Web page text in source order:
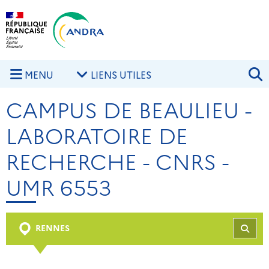
Aller au contenu principal
MENU LIENS UTILES
CAMPUS DE BEAULIEU -
LABORATOIRE DE
RECHERCHE - CNRS -
UMR 6553
RENNES